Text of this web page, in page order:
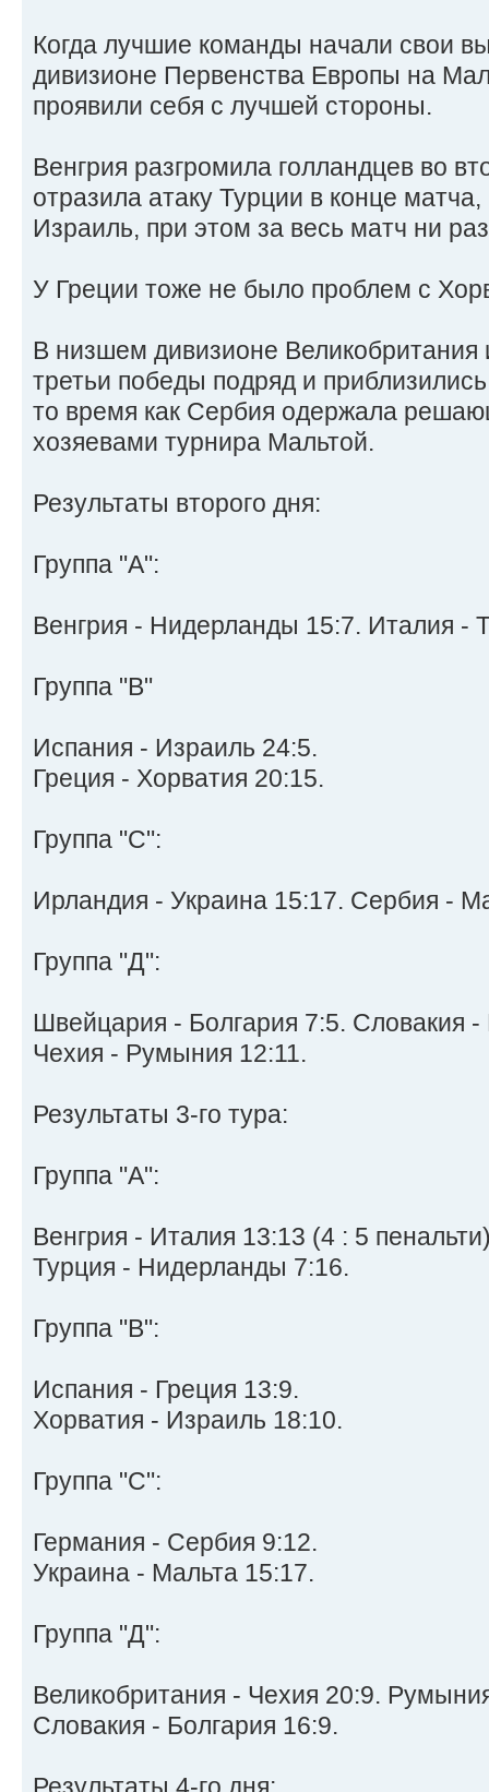
Когда лучшие команды начали свои
дивизионе Первенства Европы на
проявили себя с лучшей стороны.
Венгрия разгромила голландцев во
отразила атаку Турции в конце
Израиль, при этом за весь матч ни
У Греции тоже не было проблем с
В низшем дивизионе
третьи победы подряд и
то время как Сербия одержала
хозяевами турнира Мальтой.
Результаты второго дня:
Группа "A":
Венгрия - Нидерланды 15:7. Италия -
Группа "B"
Испания - Израиль 24:5.
Греция - Хорватия 20:15.
Группа "C":
Ирландия - Украина 15:17. Сербия -
Группа "Д":
Швейцария - Болгария 7:5. Словакия -
Чехия - Румыния 12:11.
Результаты 3-го тура:
Группа "A":
Венгрия - Италия 13:13 (4 : 5
Турция - Нидерланды 7:16.
Группа "B":
Испания - Греция 13:9.
Хорватия - Израиль 18:10.
Группа "C":
Германия - Сербия 9:12.
Украина - Мальта 15:17.
Группа "Д":
Великобритания - Чехия 20:9.
Словакия - Болгария 16:9.